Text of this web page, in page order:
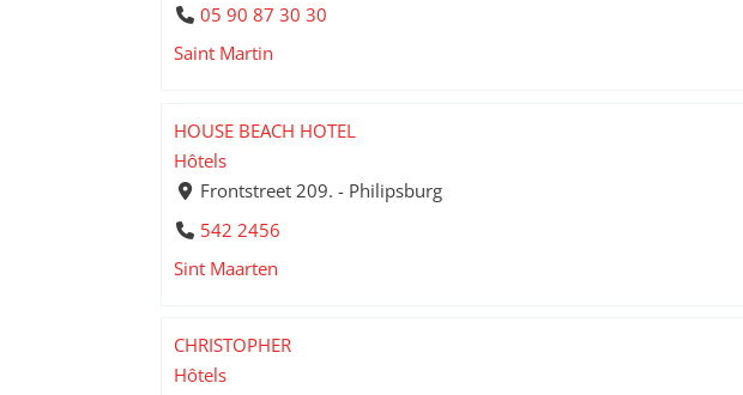
05 90 87 30 30
Saint Martin
HOUSE BEACH HOTEL
Hôtels
Frontstreet 209. - Philipsburg
542 2456
Sint Maarten
CHRISTOPHER
Hôtels